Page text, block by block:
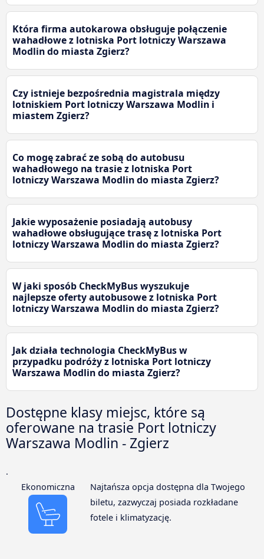
Która firma autokarowa obsługuje połączenie
wahadłowe z lotniska Port lotniczy Warszawa
Modlin do miasta Zgierz?
Czy istnieje bezpośrednia magistrala między
lotniskiem Port lotniczy Warszawa Modlin i
miastem Zgierz?
Co mogę zabrać ze sobą do autobusu
wahadłowego na trasie z lotniska Port
lotniczy Warszawa Modlin do miasta Zgierz?
Jakie wyposażenie posiadają autobusy
wahadłowe obsługujące trasę z lotniska Port
lotniczy Warszawa Modlin do miasta Zgierz?
W jaki sposób CheckMyBus wyszukuje
najlepsze oferty autobusowe z lotniska Port
lotniczy Warszawa Modlin do miasta Zgierz?
Jak działa technologia CheckMyBus w
przypadku podróży z lotniska Port lotniczy
Warszawa Modlin do miasta Zgierz?
Dostępne klasy miejsc, które są
oferowane na trasie Port lotniczy
Warszawa Modlin - Zgierz
.
Ekonomiczna
Najtańsza opcja dostępna dla Twojego
biletu, zazwyczaj posiada rozkładane
fotele i klimatyzację.